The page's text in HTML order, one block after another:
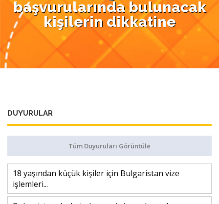
başvurularında bulunacak
kişilerin dikkatine
DUYURULAR
Tüm Duyuruları Görüntüle
18 yaşından küçük kişiler için Bulgaristan vize
işlemleri...